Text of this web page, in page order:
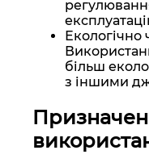
Екологічно
більш
з іншими